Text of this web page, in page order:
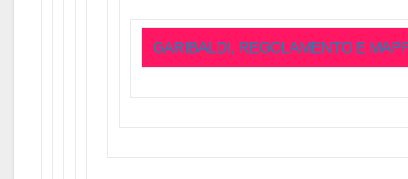
GARIBALDI, REGOLAMENTO E